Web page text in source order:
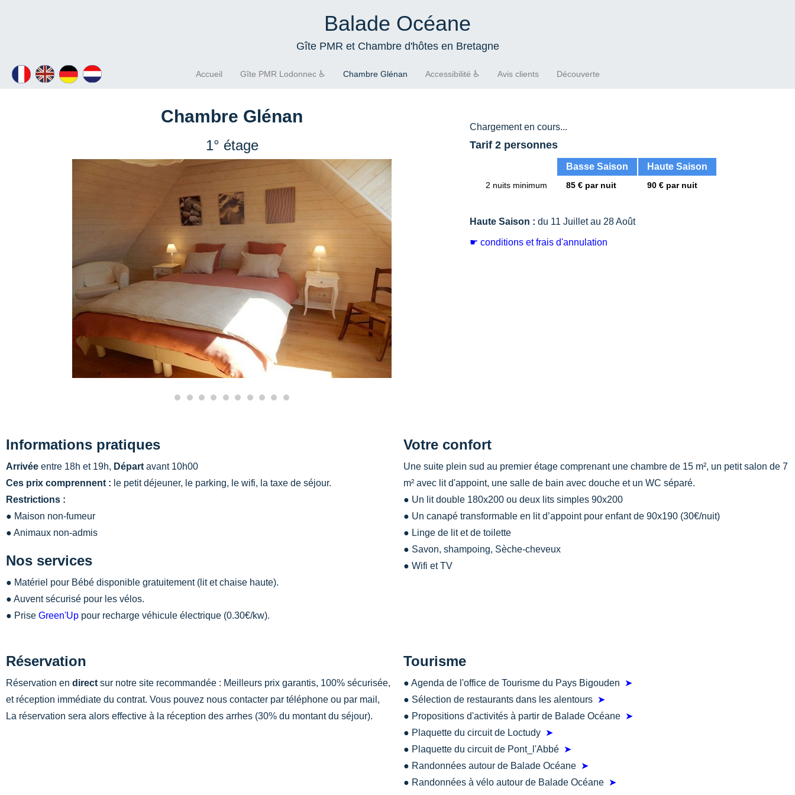
Balade Océane
Gîte PMR et Chambre d'hôtes en Bretagne
Accueil Gîte PMR Lodonnec ♿ Chambre Glénan Accessibilité ♿ Avis clients Découverte
Chambre Glénan
1° étage
Chargement en cours...
Tarif 2 personnes
Basse Saison Haute Saison
2 nuits minimum 85 € par nuit 90 € par nuit
Haute Saison : du 11 Juillet au 28 Août
☛ conditions et frais d'annulation
Informations pratiques
Arrivée entre 18h et 19h, Départ avant 10h00
Ces prix comprennent : le petit déjeuner, le parking, le wifi, la taxe de séjour.
Restrictions :
● Maison non-fumeur
● Animaux non-admis
Nos services
● Matériel pour Bébé disponible gratuitement (lit et chaise haute).
● Auvent sécurisé pour les vélos.
● Prise Green'Up pour recharge véhicule électrique (0.30€/kw).
Votre confort
Une suite plein sud au premier étage comprenant une chambre de 15 m², un petit salon de 7
m² avec lit d'appoint, une salle de bain avec douche et un WC séparé.
● Un lit double 180x200 ou deux lits simples 90x200
● Un canapé transformable en lit d’appoint pour enfant de 90x190 (30€/nuit)
● Linge de lit et de toilette
● Savon, shampoing, Sèche-cheveux
● Wifi et TV
Réservation
Réservation en direct sur notre site recommandée : Meilleurs prix garantis, 100% sécurisée,
et réception immédiate du contrat. Vous pouvez nous contacter par téléphone ou par mail,
La réservation sera alors effective à la réception des arrhes (30% du montant du séjour).
Tourisme
● Agenda de l'office de Tourisme du Pays Bigouden
➤
● Sélection de restaurants dans les alentours ➤
● Propositions d'activités à partir de Balade Océane ➤
● Plaquette du circuit de Loctudy ➤
● Plaquette du circuit de Pont_l'Abbé ➤
● Randonnées autour de Balade Océane ➤
● Randonnées à vélo autour de Balade Océane ➤